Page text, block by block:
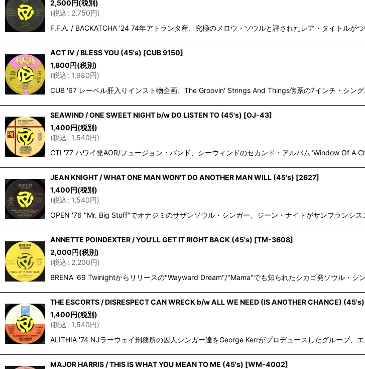
2,500円(税別)
(税込: 2,750円)
F.F.A. / BACKATCHA '24 74年アトランタ産、究極のメロウ・ソウルと評されたレア・タイトル
ACT IV / BLESS YOU (45's) [CUB 9150]
1,800円(税別)
(税込: 1,980円)
CUB '67 レーベル肝入りインスト物企画、The Groovin' Strings And Things傍系の7インチ・シン
SEAWIND / ONE SWEET NIGHT b/w DO LISTEN TO (45's) [OJ-43]
1,400円(税別)
(税込: 1,540円)
CTI '77 ハワイ発AOR/フュージョン・バンド、シーウィンドのセカンド・アルバム"Window Of A
JEAN KNIGHT / WHAT ONE MAN WON'T DO ANOTHER MAN WILL (45's) [2627]
1,400円(税別)
(税込: 1,540円)
OPEN '76 "Mr. Big Stuff"でオナジミのサザンソウル・シンガー、ジーン・ナイトがサンフランシ
ANNETTE POINDEXTER / YOU'LL GET IT RIGHT BACK (45's) [TM-3608]
2,000円(税別)
(税込: 2,200円)
BRENA '69 Twinightからリリースの"Wayward Dream"/"Mama"でも知られたシカゴ発ソウル・シ
THE ESCORTS / DISRESPECT CAN WRECK b/w ALL WE NEED (IS ANOTHER CHANCE) (45's)
1,400円(税別)
(税込: 1,540円)
ALITHIA '74 NJラーウェイ刑務所の囚人シンガー達をGeorge Kerrがプロデュースしたグループ
MAJOR HARRIS / THIS IS WHAT YOU MEAN TO ME (45's) [WM-4002]